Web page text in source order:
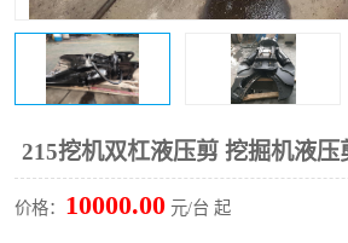
215挖机双杠液压剪 挖掘机液压
价格： 10000.00 元/台 起
枕木机 滑移
清扫器
挖树机 拓荒
滚筒筛